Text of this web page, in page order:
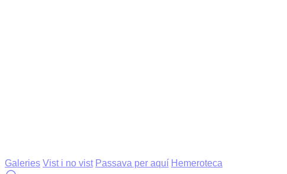
Galeries Vist i no vist Passava per aquí Hemeroteca